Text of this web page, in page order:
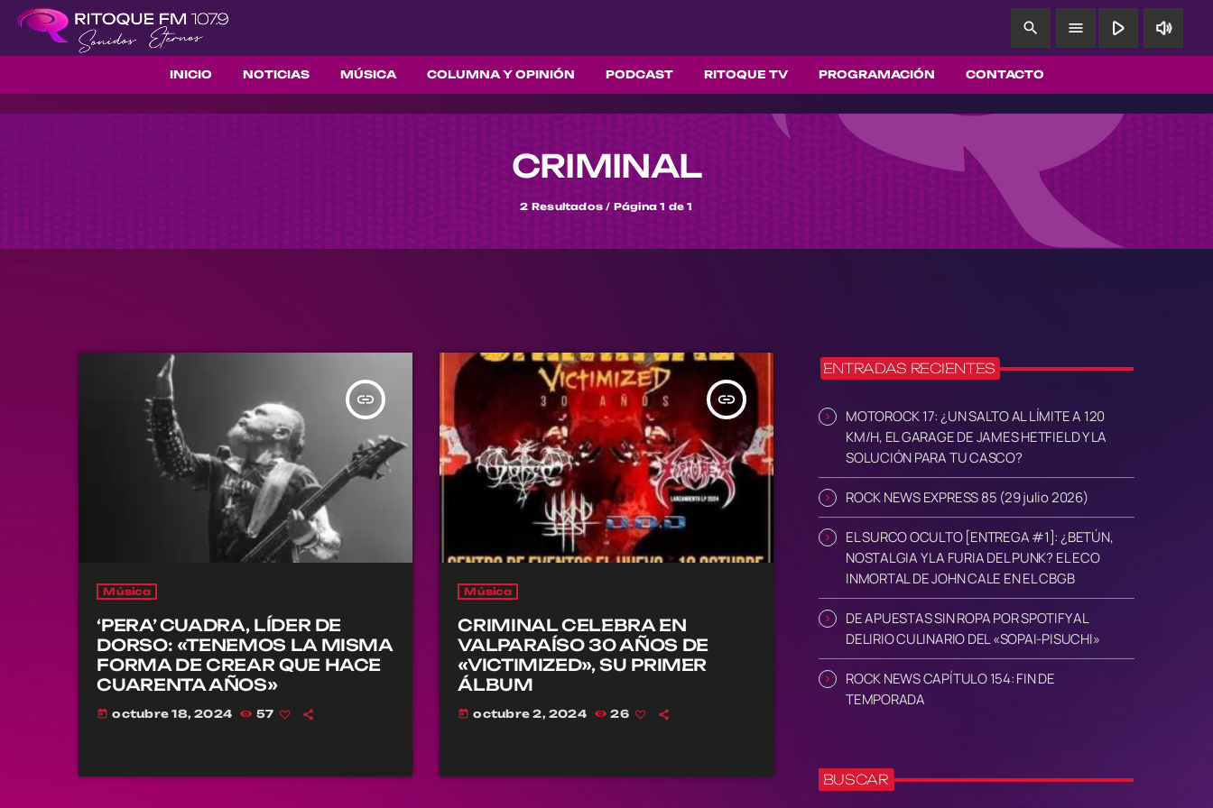
INICIO NOTICIAS MÚSICA COLUMNA Y OPINIÓN PODCAST RITOQUE TV PROGRAMACIÓN CONTACTO
search menu play_arrow volume_up
CRIMINAL
2 Resultados / Página 1 de 1
insert_link
Música
‘PERA’ CUADRA, LÍDER DE
DORSO: «TENEMOS LA MISMA
FORMA DE CREAR QUE HACE
CUARENTA AÑOS»
today octubre 18, 2024 57
insert_link
Música
CRIMINAL CELEBRA EN
VALPARAÍSO 30 AÑOS DE
«VICTIMIZED», SU PRIMER
ÁLBUM
today octubre 2, 2024 26
ENTRADAS RECIENTES
MOTOROCK 17: ¿UN SALTO AL LÍMITE A 120
KM/H, EL GARAGE DE JAMES HETFIELD Y LA
SOLUCIÓN PARA TU CASCO?
ROCK NEWS EXPRESS 85 (29 julio 2026)
EL SURCO OCULTO [ENTREGA #1]: ¿BETÚN,
NOSTALGIA Y LA FURIA DEL PUNK? EL ECO
INMORTAL DE JOHN CALE EN EL CBGB
DE APUESTAS SIN ROPA POR SPOTIFY AL
DELIRIO CULINARIO DEL «SOPAI-PISUCHI»
ROCK NEWS CAPÍTULO 154: FIN DE
TEMPORADA
BUSCAR